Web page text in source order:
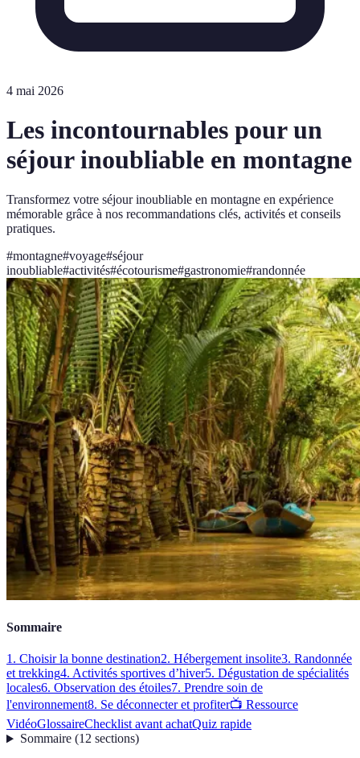
4 mai 2026
Les incontournables pour un
séjour inoubliable en montagne
Transformez votre séjour inoubliable en montagne en expérience
mémorable grâce à nos recommandations clés, activités et conseils
pratiques.
#montagne#voyage#séjour
inoubliable#activités#écotourisme#gastronomie#randonnée
Sommaire
1. Choisir la bonne destination2. Hébergement insolite3. Randonnée
et trekking4. Activités sportives d’hiver5. Dégustation de spécialités
locales6. Observation des étoiles7. Prendre soin de
l'environnement8. Se déconnecter et profiter📺 Ressource
VidéoGlossaireChecklist avant achatQuiz rapide
Sommaire(12 sections)